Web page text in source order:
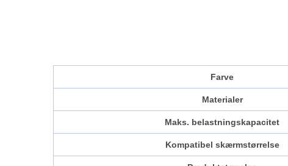
Farve
Materialer
Maks. belastningskapacitet
Kompatibel skærmstørrelse